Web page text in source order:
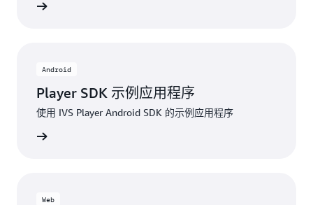
Android
Player SDK 示例应用程序
使用 IVS Player Android SDK 的示例应用程序
Web